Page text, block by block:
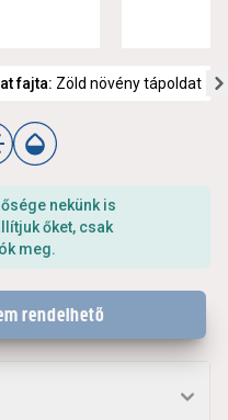
fajta: Zöld növény tápoldat
nekünk is
őket, csak
meg.
rendelhető